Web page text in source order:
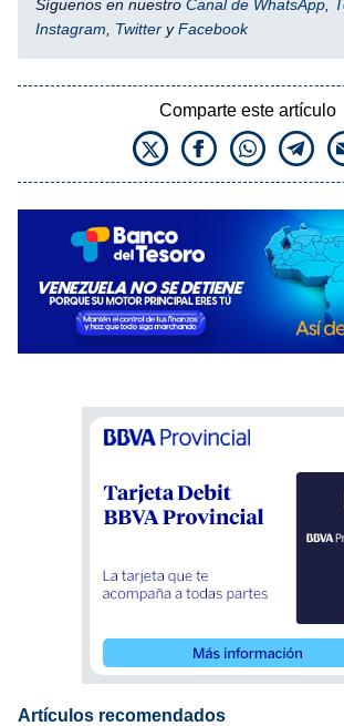
Síguenos en nuestro Canal de WhatsApp
Instagram
Twitter yFacebook
Comparte este artículo
Artículos recomendados